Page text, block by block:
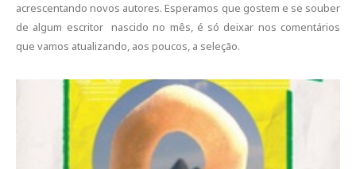
acrescentando novos autores. Esperamos que gostem e se souber
de algum escritor nascido no mês, é só deixar nos comentários
que vamos atualizando, aos poucos, a seleção.